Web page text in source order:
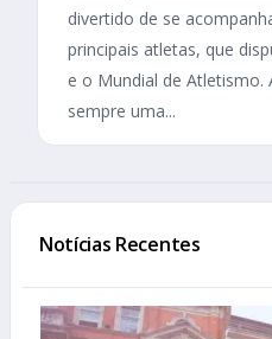
divertido de se
principais atletas, que
e o Mundial de Atletismo.
sempre uma...
Notícias Recentes